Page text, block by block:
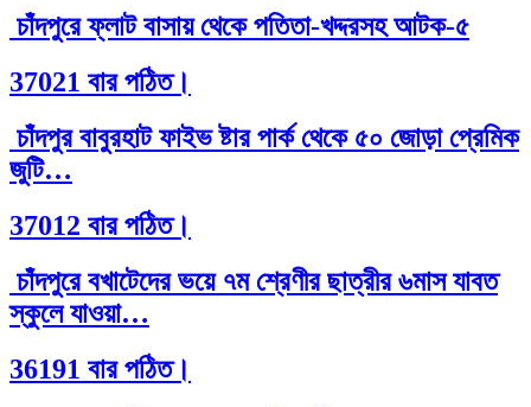
চাঁদপুরে ফ্লাট বাসায় থেকে পতিতা-খদ্দরসহ আটক-৫
37021 বার পঠিত।
চাঁদপুর বাবুরহাট ফাইভ ষ্টার পার্ক থেকে ৫০ জোড়া প্রেমিক
জুটি…
37012 বার পঠিত।
চাঁদপুরে বখাটেদের ভয়ে ৭ম শ্রেণীর ছাত্রীর ৬মাস যাবত
স্কুলে যাওয়া…
36191 বার পঠিত।